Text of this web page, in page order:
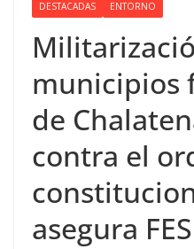
DESTACADAS ENTORNO
municipios
de
contra el
asegura